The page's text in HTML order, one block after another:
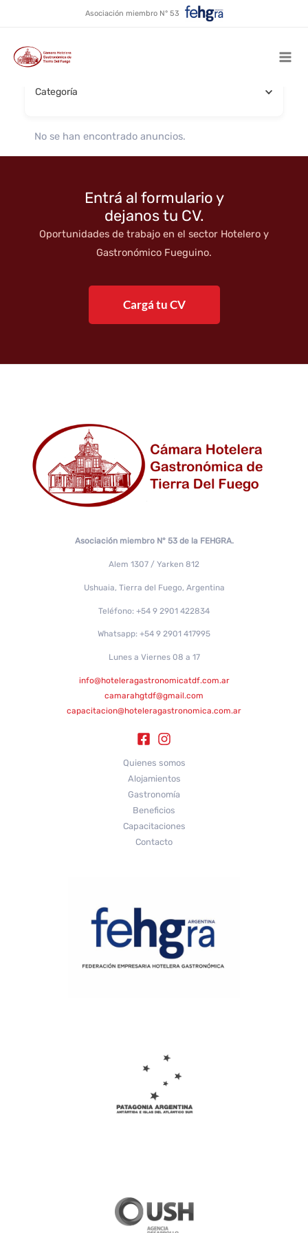
contenido
Asociación miembro N° 53
Parrillas
Buscar por nombre
Categoría
No se han encontrado anuncios.
Entrá al formulario y
dejanos tu CV.
Oportunidades de trabajo en el sector Hotelero y
Gastronómico Fueguino.
Cargá tu CV
Asociación miembro N° 53 de la FEHGRA.
Alem 1307 / Yarken 812
Ushuaia, Tierra del Fuego, Argentina
Teléfono: +54 9 2901 422834
Whatsapp: +54 9 2901 417995
Lunes a Viernes 08 a 17
info@hoteleragastronomicatdf.com.ar
camarahgtdf@gmail.com
capacitacion@hoteleragastronomica.com.ar
Quienes somos
Alojamientos
Gastronomía
Beneficios
Capacitaciones
Contacto